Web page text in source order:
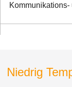
Kommunikations-
Niedrig